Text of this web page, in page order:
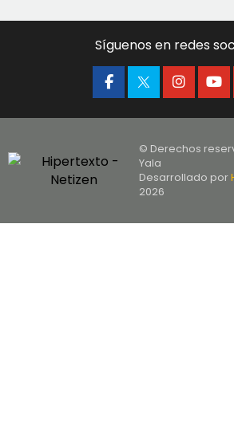
Síguenos en redes
© Derechos
Yala
Desarrollado por
2026